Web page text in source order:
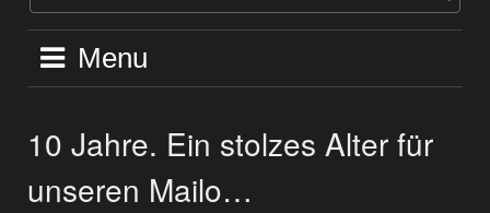
Menu
10 Jahre. Ein stolzes Alter für
unseren Mailo…